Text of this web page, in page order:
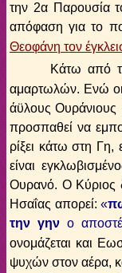
την 2α Παρουσία
απόφαση για το
Θεοφάνη τον
Κάτω από τη
αμαρτωλών. Ενώ
άϋλους Ουράνιους
προσπαθεί να
ρίξει κάτω στη Γη,
είναι
Ουρανό. Ο Κύριος
Ησαΐας απορεί:«
την γηνο
ονομάζεται και
ψυχών στον αέρα,